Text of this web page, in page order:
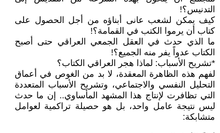
التدنيس؟!
كيف يمكن لشعب عانى أبناؤه من أجل الحصول على
كتاب أن يرموا الكتب في القمامة؟!
ما الذي حدث في العقل الجمعي العراقي حتى أصبح
الكتاب عدواً يفر منه الجميع؟!
*تشريح الأسباب: لماذا هجر العراقي الكتاب؟
لفهم هذه الظاهرة المعقدة، لا بد من الغوص في أعماق
التحليل النفسي والاجتماعي، وتشريح الأسباب المتعددة
التي تظافرت لإنتاج هذا المشهد المأساوي.. إن ما حدث
ليس نتيجة عامل واحد، بل هو حصيلة تراكمية لعوامل
متشابكة: